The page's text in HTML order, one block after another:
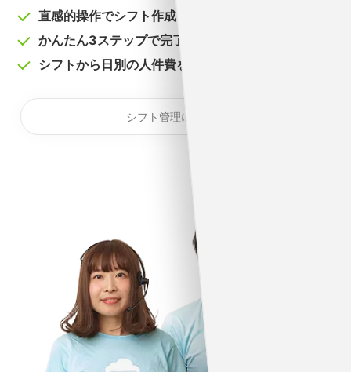
直感的操作でシフト作成
かんたん3ステップで完了
シフトから日別の人件費を算出
シフト管理について